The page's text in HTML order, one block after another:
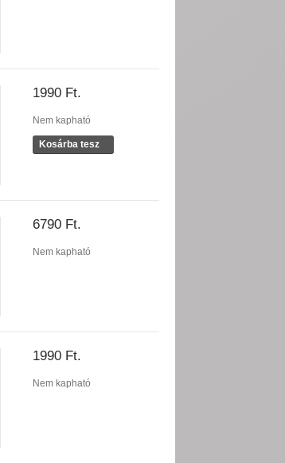
1990 Ft.
Nem kapható
Kosárba tesz
6790 Ft.
Nem kapható
1990 Ft.
Nem kapható